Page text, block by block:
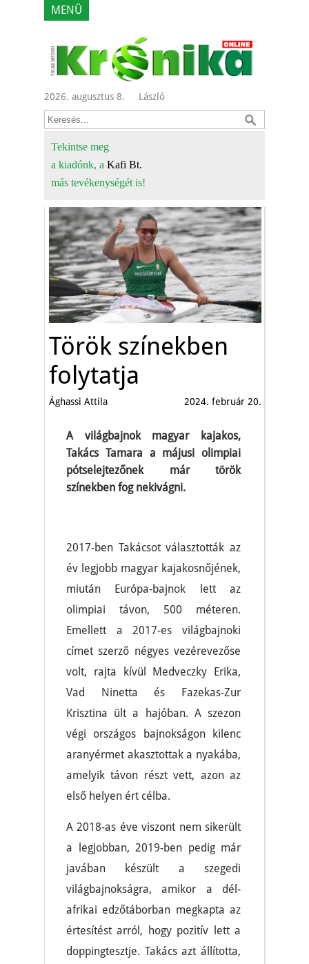
MENÜ
2026. augusztus 8. László
Tekintse meg
a kiadónk, a Kafi Bt.
más tevékenységét is!
Török színekben
folytatja
Ághassi Attila 2024. február 20.
A világbajnok magyar kajakos,
Takács Tamara a májusi olimpiai
pótselejtezőnek már török
színekben fog nekivágni.
2017-ben Takácsot választották az
év legjobb magyar kajakosnőjének,
miután Európa-bajnok lett az
olimpiai távon, 500 méteren.
Emellett a 2017-es világbajnoki
címet szerző négyes vezérevezőse
volt, rajta kívül Medveczky Erika,
Vad Ninetta és Fazekas-Zur
Krisztina ült a hajóban. A szezon
végi országos bajnokságon kilenc
aranyérmet akasztottak a nyakába,
amelyik távon részt vett, azon az
első helyen ért célba.
A 2018-as éve viszont nem sikerült
a legjobban, 2019-ben pedig már
javában készült a szegedi
világbajnokságra, amikor a dél-
afrikai edzőtáborban megkapta az
értesítést arról, hogy pozitív lett a
doppingtesztje. Takács azt állította,